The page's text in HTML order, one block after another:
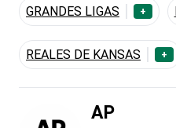
GRANDES LIGAS +
REALES DE KANSAS +
AP